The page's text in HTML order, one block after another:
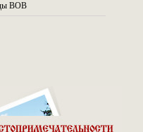
ВОВ